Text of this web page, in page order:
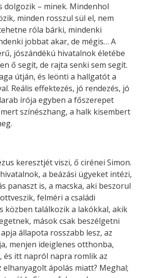
dolgozik – minek. Mindenhol
minden rosszul sül el, nem
róla bárki, mindenki
jobbat akar, de mégis… A
jószándékú hivatalnok életébe
ő segít, de rajta senki sem segít.
útján, és leönti a hallgatót a
Reális effektezés, jó rendezés, jó
írója egyben a főszerepet
színészhang, a halk kisembert
keresztjét viszi, ő cirénei Simon.
a beázási ügyeket intézi,
panaszt is, a macska, aki beszorul
felméri a családi
közben találkozik a lakókkal, akik
mások csak beszélgetni
állapota rosszabb lesz, az
menjen ideiglenes otthonba,
és itt napról napra romlik az
elhanyagolt ápolás miatt? Meghal;